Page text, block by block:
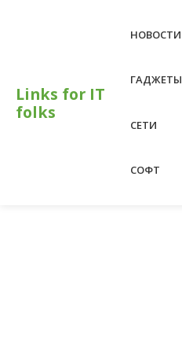
Links for IT
folks
НОВОСТИ
ГАДЖЕТЫ
СЕТИ
СОФТ